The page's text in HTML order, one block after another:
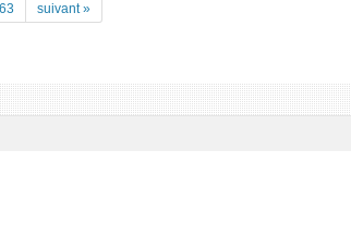
suivant »